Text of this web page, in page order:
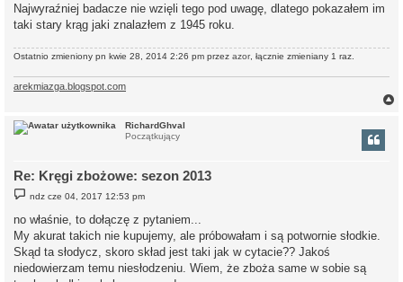
Najwyraźniej badacze nie wzięli tego pod uwagę, dlatego pokazałem im
taki stary krąg jaki znalazłem z 1945 roku.
Ostatnio zmieniony pn kwie 28, 2014 2:26 pm przez azor, łącznie zmieniany 1 raz.
arekmiazga.blogspot.com
RichardGhval
Początkujący
Re: Kręgi zbożowe: sezon 2013
o
ndz cze 04, 2017 12:53 pm
no właśnie, to dołączę z pytaniem...
My akurat takich nie kupujemy, ale próbowałam i są potwornie słodkie.
Skąd ta słodycz, skoro skład jest taki jak w cytacie?? Jakoś
niedowierzam temu niesłodzeniu. Wiem, że zboża same w sobie są